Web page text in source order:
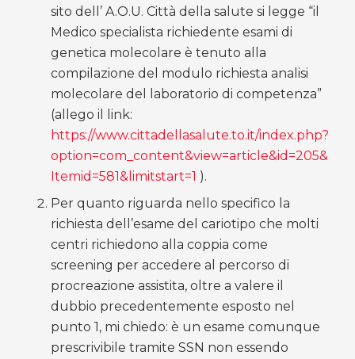
sito dell’ A.O.U. Città della salute si legge “il
Medico specialista richiedente esami di
genetica molecolare è tenuto alla
compilazione del modulo richiesta analisi
molecolare del laboratorio di competenza”
(allego il link:
https://www.cittadellasalute.to.it/index.php?
option=com_content&view=article&id=205&
Itemid=581&limitstart=1 ).
Per quanto riguarda nello specifico la
richiesta dell’esame del cariotipo che molti
centri richiedono alla coppia come
screening per accedere al percorso di
procreazione assistita, oltre a valere il
dubbio precedentemente esposto nel
punto 1, mi chiedo: è un esame comunque
prescrivibile tramite SSN non essendo